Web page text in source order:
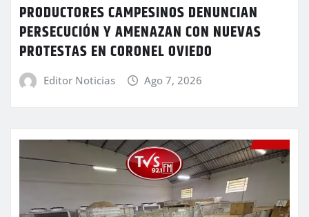
PRODUCTORES CAMPESINOS DENUNCIAN
PERSECUCIÓN Y AMENAZAN CON NUEVAS
PROTESTAS EN CORONEL OVIEDO
Editor Noticias Ago 7, 2026